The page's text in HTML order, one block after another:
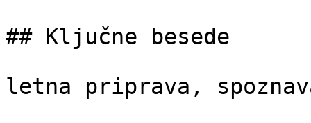
## Ključne besede
letna priprava,